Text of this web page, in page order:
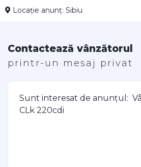
Locație anunț: Sibiu
Contactează vânzătorul
printr-un mesaj privat